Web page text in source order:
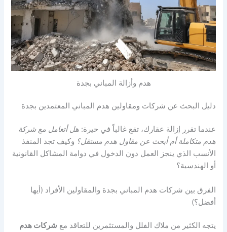
هدم وأزالة المباني بجدة
دليل البحث عن شركات ومقاولين هدم المباني المعتمدين بجدة
عندما تقرر إزالة عقارك، تقع غالباً في حيرة:هل أتعامل مع شركة
هدم متكاملة أم أبحث عن مقاول هدم مستقل؟ وكيف تجد المنفذ
الأنسب الذي ينجز العمل دون الدخول في دوامة المشاكل القانونية
أو الهندسية؟
الفرق بين شركات هدم المباني بجدة والمقاولين الأفراد (أيها
أفضل؟)
يتجه الكثير من ملاك الفلل والمستثمرين للتعاقد مع شركات هدم